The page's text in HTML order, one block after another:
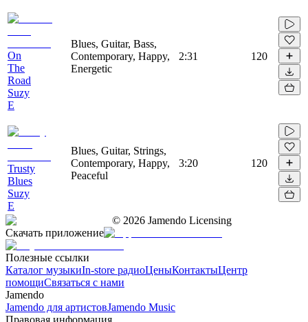
On
The
Road
Suzy
E
Blues, Guitar, Bass,
Contemporary, Happy,
Energetic
2:31 120
Trusty
Blues
Suzy
E
Blues, Guitar, Strings,
Contemporary, Happy,
Peaceful
3:20 120
© 2026 Jamendo Licensing
Скачать приложение
Полезные ссылки
Каталог музыкиIn-store радиоЦеныКонтактыЦентр
помощиСвязаться с нами
Jamendo
Jamendo для артистовJamendo Music
Правовая информация